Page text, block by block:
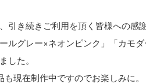
引き続きご利用を頂く皆様への感
ルグレー×ネオンピンク」「カモ
した。
現在制作中ですのでお楽しみに。